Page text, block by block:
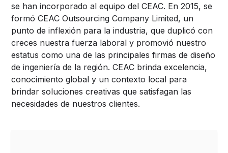
se han incorporado al equipo del CEAC. En 2015, se
formó CEAC Outsourcing Company Limited, un
punto de inflexión para la industria, que duplicó con
creces nuestra fuerza laboral y promovió nuestro
estatus como una de las principales firmas de diseño
de ingeniería de la región. CEAC brinda excelencia,
conocimiento global y un contexto local para
brindar soluciones creativas que satisfagan las
necesidades de nuestros clientes.